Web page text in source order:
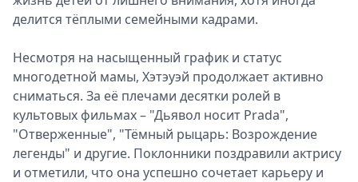
делится тёплыми семейными кадрами.
Несмотря на насыщенный график и статус
многодетной мамы, Хэтэуэй продолжает активно
сниматься. За её плечами десятки ролей в
культовых фильмах – "Дьявол носит Prada",
"Отверженные", "Тёмный рыцарь: Возрождение
легенды" и другие. Поклонники поздравили актрису
и отметили, что она успешно сочетает карьеру и